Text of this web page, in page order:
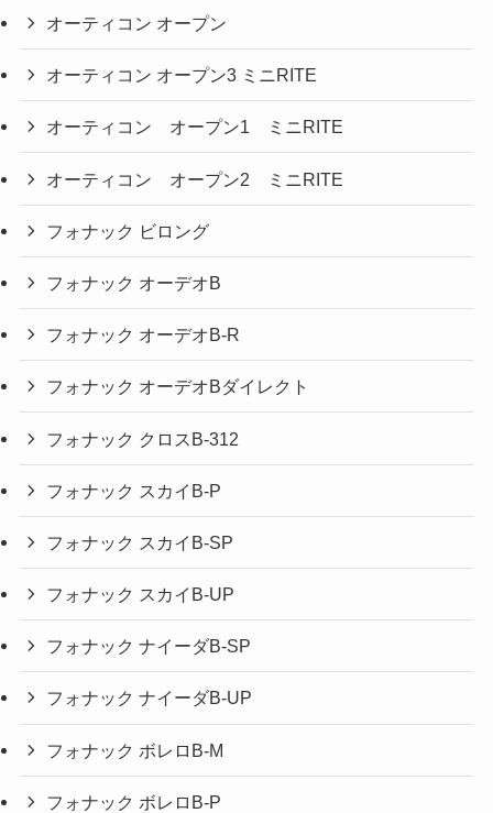
オーティコン オープン
オーティコン オープン3 ミニRITE
オーティコン オープン1 ミニRITE
オーティコン オープン2 ミニRITE
フォナック ビロング
フォナック オーデオB
フォナック オーデオB-R
フォナック オーデオBダイレクト
フォナック クロスB-312
フォナック スカイB-P
フォナック スカイB-SP
フォナック スカイB-UP
フォナック ナイーダB-SP
フォナック ナイーダB-UP
フォナック ボレロB-M
フォナック ボレロB-P